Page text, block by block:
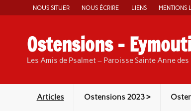
content
NOUS SITUER NOUS ÉCRIRE LIENS MENTIONS
Ostensions –
Les Amis de Psalmet – Paroisse Sainte Anne
Articles Ostensions 2023 >